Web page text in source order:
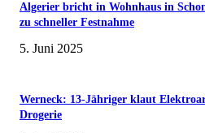
Algerier bricht in Wohnhaus in
zu schneller Festnahme
5. Juni 2025
Werneck: 13-Jähriger klaut
Drogerie